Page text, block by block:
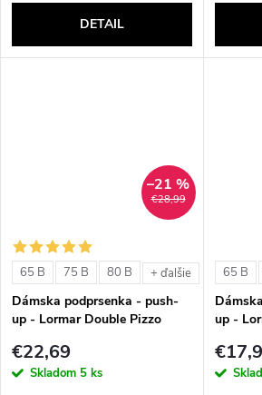
DETAIL
€28,99
–21 %
65 B 75 B 80 B + ďalšie
Dámska podprsenka - push-
up - Lormar Double Pizzo
€22,69
Skladom 5 ks
65 B
up -